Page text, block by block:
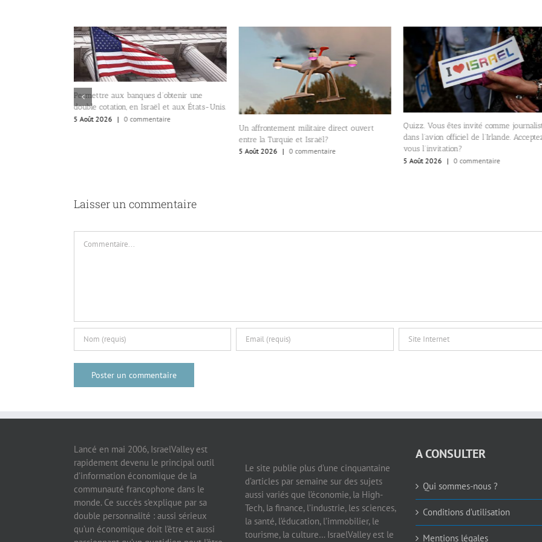
Permettre aux banques d’obtenir une
double cotation, en Israël et aux États-Unis.
5 Août 2026 | 0 commentaire
Un affrontement militaire direct ouvert
entre la Turquie et Israël?
5 Août 2026 | 0 commentaire
Quizz. Vous êtes invité comme
dans l’avion officiel de l’Irlande.
vous l’invitation?
5 Août 2026 | 0 commentaire
Laisser un commentaire
Lancé en mai 2006, IsraelValley est
rapidement devenu le principal outil
d’information économique de la
communauté francophone dans le
monde. Ce succès s’explique par sa
double personnalité : aussi sérieux
qu’un économique doit l’être et aussi
Le site publie plus d’une cinquantaine
d’articles par semaine sur des sujets
aussi variés que l’économie, la High-
Tech, la finance, l’industrie, les sciences,
la santé, l’éducation, l’immobilier, le
tourisme, la culture… IsraelValley est le
A CONSULTER
Qui sommes-nous ?
Conditions d’utilisation
Mentions légales